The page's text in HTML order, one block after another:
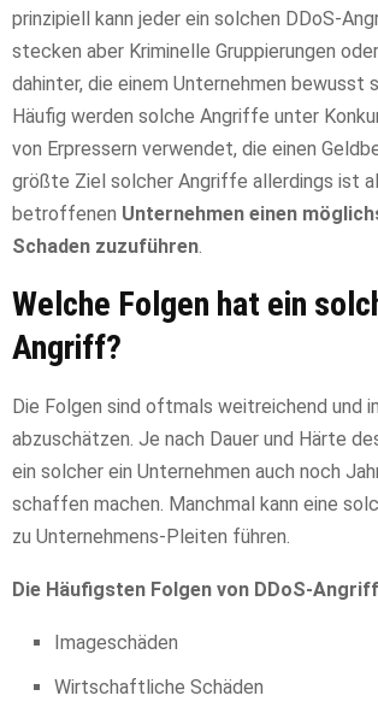
prinzipiell kann jeder ein solchen DDoS-
stecken aber Kriminelle Gruppierungen
dahinter, die einem Unternehmen bewusst
Häufig werden solche Angriffe unter
von Erpressern verwendet, die einen
größte Ziel solcher Angriffe allerdings ist
betroffenen Unternehmen einen
Schaden zuzuführen.
Welche Folgen hat ein
Angriff?
Die Folgen sind oftmals weitreichend und
abzuschätzen. Je nach Dauer und Härte
ein solcher ein Unternehmen auch noch
schaffen machen. Manchmal kann eine
zu Unternehmens-Pleiten führen.
Die Häufigsten Folgen von DDoS-
Imageschäden
Wirtschaftliche Schäden